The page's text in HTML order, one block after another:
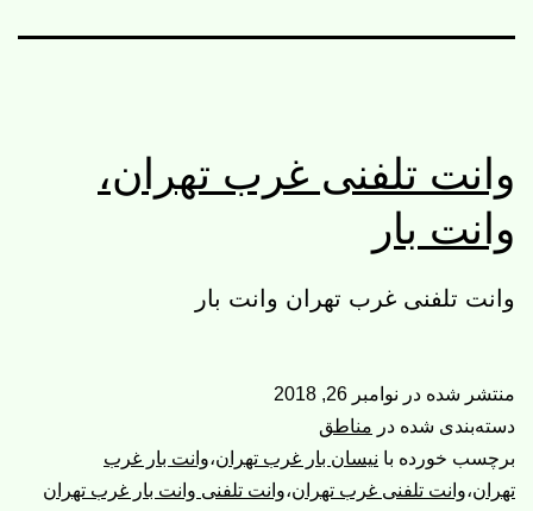
وانت تلفنی غرب تهران،
وانت بار
وانت تلفنی غرب تهران وانت بار
منتشر شده در نوامبر 26, 2018
دسته‌بندی شده در مناطق
برچسب خورده با نیسان بار غرب تهران،وانت بار غرب
تهران،وانت تلفنی غرب تهران،وانت تلفنی وانت بار غرب تهران